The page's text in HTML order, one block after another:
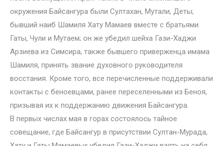
окружения Байсангура были Султахан, Мутали, Деты;
бывший наиб Шамиля Хату Мамаев вместе с братьями
Гаты, Чули и Мутаем; он же убедил шейха Гази-Хаджи
Арзиева из Симсира, также бывшего приверженца имама
Шамиля, принять звание духовного руководителя
восстания. Кроме того, все перечисленные поддерживали
контакты с беноевцами, ранее переселенными из Беноя,
призывая их к поддержанию движения Байсангура.
В первых числах мая в горах состоялось тайное
совещание, где Байсангур в присутствии Султан-Мурада,